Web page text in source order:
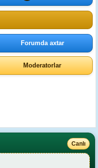
Forumda axtar
Moderatorlar
Canlı